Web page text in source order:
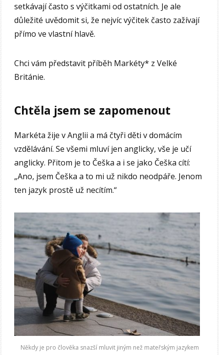
setkávají často s výčitkami od ostatních. Je ale
důležité uvědomit si, že nejvíc výčitek často zažívají
přímo ve vlastní hlavě.
Chci vám představit příběh Markéty* z Velké
Británie.
Chtěla jsem se zapomenout
Markéta žije v Anglii a má čtyři děti v domácím
vzdělávání. Se všemi mluví jen anglicky, vše je učí
anglicky. Přitom je to Češka a i se jako Češka cítí:
„Ano, jsem Češka a to mi už nikdo neodpáře. Jenom
ten jazyk prostě už necítím.“
Někdy je pro člověka snazší mluvit jiným než mateřským jazykem